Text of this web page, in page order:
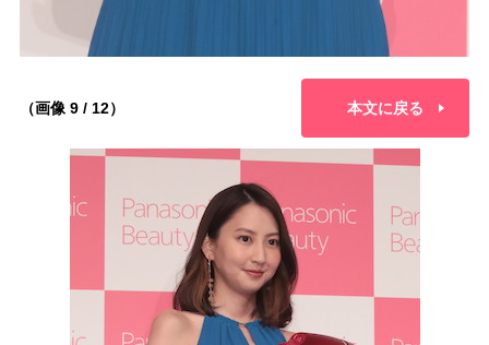
（画像 9 / 12） 本文に戻る